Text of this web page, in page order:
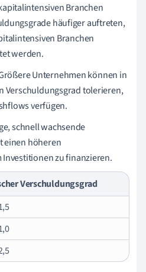
Branchen
häufiger auftreten,
Branchen
werden.
Unternehmen können in
Verschuldungsgrad tolerieren,
verfügen.
schnell wachsende
einen höheren
zu finanzieren.
Verschuldungsgrad